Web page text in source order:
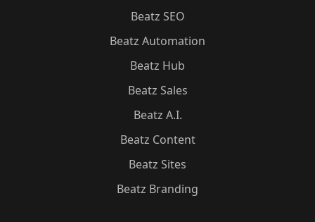
Beatz SEO
Beatz Automation
Beatz Hub
Beatz Sales
Beatz A.I.
Beatz Content
Beatz Sites
Beatz Branding